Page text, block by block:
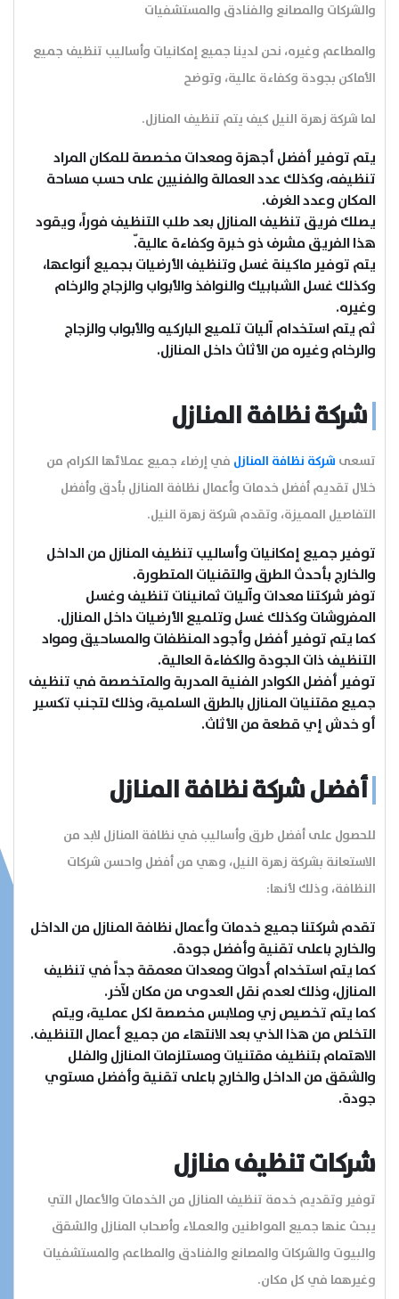
والشركات والمصانع والفنادق والمستشفيات
والمطاعم وغيره، نحن لدينا جميع إمكانيات وأساليب تنظيف جميع
الأماكن بجودة وكفاءة عالية، وتوضح
لما شركة زهرة النيل كيف يتم تنظيف المنازل.
يتم توفير أفضل أجهزة ومعدات مخصصة للمكان المراد
تنظيفه، وكذلك عدد العمالة والفنيين على حسب مساحة
المكان وعدد الغرف.
يصلك فريق تنظيف المنازل بعد طلب التنظيف فوراً، ويقود
هذا الفريق مشرف ذو خبرة وكفاءة عالية.ّ
يتم توفير ماكينة غسل وتنظيف الأرضيات بجميع أنواعها،
وكذلك غسل الشبابيك والنوافذ والأبواب والزجاج والرخام
وغيره.
ثم يتم استخدام آليات تلميع الباركيه والأبواب والزجاج
والرخام وغيره من الأثاث داخل المنازل.
شركة نظافة المنازل
تسعى شركة نظافة المنازل في إرضاء جميع عملائها الكرام من
خلال تقديم أفضل خدمات وأعمال نظافة المنازل بأدق وأفضل
التفاصيل المميزة، وتقدم شركة زهرة النيل.
توفير جميع إمكانيات وأساليب تنظيف المنازل من الداخل
والخارج بأحدث الطرق والتقنيات المتطورة.
توفر شركتنا معدات وآليات ثمانينات تنظيف وغسل
المفروشات وكذلك غسل وتلميع الأرضيات داخل المنازل.
كما يتم توفير أفضل وأجود المنظفات والمساحيق ومواد
التنظيف ذات الجودة والكفاءة العالية.
توفير أفضل الكوادر الفنية المدربة والمتخصصة في تنظيف
جميع مقتنيات المنازل بالطرق السلمية، وذلك لتجنب تكسير
أو خدش إي قطعة من الأثاث.
أفضل شركة نظافة المنازل
للحصول على أفضل طرق وأساليب في نظافة المنازل لابد من
الاستعانة بشركة زهرة النيل، وهي من أفضل واحسن شركات
النظافة، وذلك لأنها:
تقدم شركتنا جميع خدمات وأعمال نظافة المنازل من الداخل
والخارج باعلى تقنية وأفضل جودة.
كما يتم استخدام أدوات ومعدات معمقة جداً في تنظيف
المنازل، وذلك لعدم نقل العدوى من مكان لآخر.
كما يتم تخصيص زي وملابس مخصصة لكل عملية، ويتم
التخلص من هذا الذي بعد الانتهاء من جميع أعمال التنظيف.
الاهتمام بتنظيف مقتنيات ومستلزمات المنازل والفلل
والشقق من الداخل والخارج باعلى تقنية وأفضل مستوي
جودة.
شركات تنظيف منازل
توفير وتقديم خدمة تنظيف المنازل من الخدمات والأعمال التي
يبحث عنها جميع المواطنين والعملاء وأصحاب المنازل والشقق
والبيوت والشركات والمصانع والفنادق والمطاعم والمستشفيات
وغيرهما في كل مكان.